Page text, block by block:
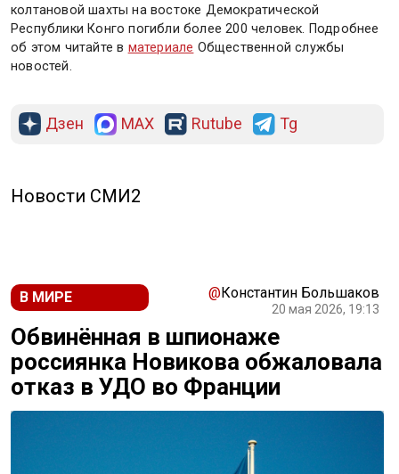
колтановой шахты на востоке Демократической
Республики Конго погибли более 200 человек. Подробнее
об этом читайте в материале Общественной службы
новостей.
Дзен MAX Rutube Tg
Новости СМИ2
В МИРЕ @Константин Большаков
20 мая 2026, 19:13
Обвинённая в шпионаже
россиянка Новикова обжаловала
отказ в УДО во Франции